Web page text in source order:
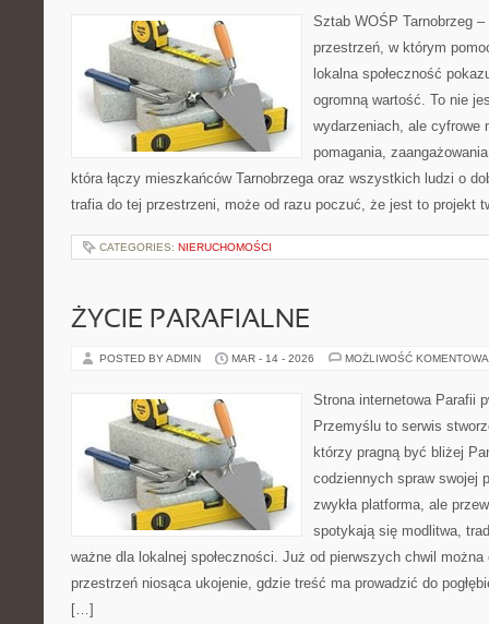
Sztab WOŚP Tarnobrzeg
przestrzeń, w którym
lokalna społeczność
ogromną wartość. To nie
wydarzeniach, ale cyfrowe
pomagania,
która łączy mieszkańców Tarnobrzega oraz wszystkich ludzi o
trafia do tej przestrzeni, może od razu poczuć, że jest to projekt
CATEGORIES: NIERUCHOMOŚCI
ŻYCIE PARAFIALNE
POSTED BY ADMIN MAR - 14 - 2026 MOŻLIWOŚĆ
Strona internetowa Parafii
Przemyślu to serwis
którzy pragną być bliżej
codziennych spraw swojej
zwykła platforma, ale
spotykają się modlitwa,
ważne dla lokalnej społeczności. Już od pierwszych chwil
przestrzeń niosąca ukojenie, gdzie treść ma prowadzić do
[…]